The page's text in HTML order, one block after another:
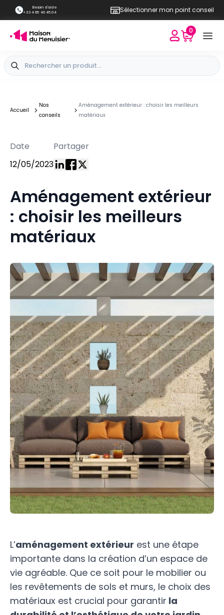
Besoin d'aide
+33 4 65 40 45 04
Sélectionner mon point conseil
0
Accueil
Nos
conseils
Aménagement extérieur : choisir les meilleurs
matériaux
Date
12/05/2023
Partager
Aménagement extérieur
: choisir les meilleurs
matériaux
L’aménagement extérieur est une étape
importante dans la création d’un espace de
vie agréable. Que ce soit pour le mobilier ou
les revêtements de sols et murs, le choix des
matériaux est crucial pour garantir la